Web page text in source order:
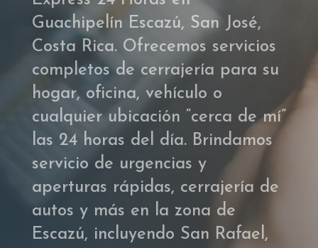
Guachipelín Escazú, San José,
Costa Rica. Ofrecemos servicios
completos de cerrajería para su
hogar, oficina, vehículo o
cualquier ubicación “cerca de mí”
las 24 horas del día. Brindamos
servicio de urgencias y
aperturas rápidas, cerrajería de
autos y más en la zona de
Escazú, incluyendo San Rafael,